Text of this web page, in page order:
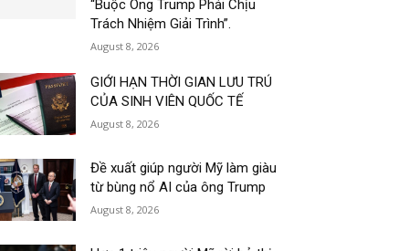
“Buộc Ông Trump Phải Chịu
Trách Nhiệm Giải Trình”.
August 8, 2026
GIỚI HẠN THỜI GIAN LƯU TRÚ
CỦA SINH VIÊN QUỐC TẾ
August 8, 2026
Đề xuất giúp người Mỹ làm giàu
từ bùng nổ AI của ông Trump
August 8, 2026